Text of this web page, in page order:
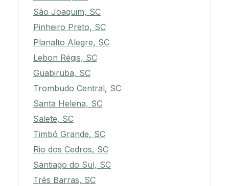
São Joaquim, SC
Pinheiro Preto, SC
Planalto Alegre, SC
Lebon Régis, SC
Guabiruba, SC
Trombudo Central, SC
Santa Helena, SC
Salete, SC
Timbó Grande, SC
Rio dos Cedros, SC
Santiago do Sul, SC
Três Barras, SC